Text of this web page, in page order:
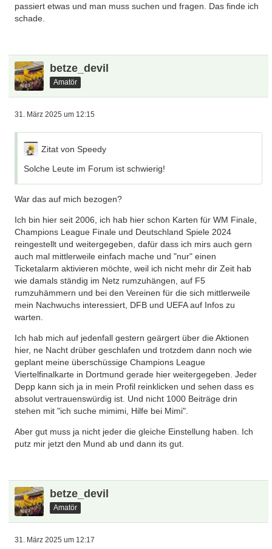
passiert etwas und man muss suchen und fragen. Das finde ich
schade.
betze_devil
Amatör
31. März 2025 um 12:15
Zitat von Speedy
Solche Leute im Forum ist schwierig!
War das auf mich bezogen?
Ich bin hier seit 2006, ich hab hier schon Karten für WM Finale,
Champions League Finale und Deutschland Spiele 2024
reingestellt und weitergegeben, dafür dass ich mirs auch gern
auch mal mittlerweile einfach mache und "nur" einen
Ticketalarm aktivieren möchte, weil ich nicht mehr dir Zeit hab
wie damals ständig im Netz rumzuhängen, auf F5
rumzuhämmern und bei den Vereinen für die sich mittlerweile
mein Nachwuchs interessiert, DFB und UEFA auf Infos zu
warten.
Ich hab mich auf jedenfall gestern geärgert über die Aktionen
hier, ne Nacht drüber geschlafen und trotzdem dann noch wie
geplant meine überschüssige Champions League
Viertelfinalkarte in Dortmund gerade hier weitergegeben. Jeder
Depp kann sich ja in mein Profil reinklicken und sehen dass es
absolut vertrauenswürdig ist. Und nicht 1000 Beiträge drin
stehen mit "ich suche mimimi, Hilfe bei Mimi".
Aber gut muss ja nicht jeder die gleiche Einstellung haben. Ich
putz mir jetzt den Mund ab und dann its gut.
betze_devil
Amatör
31. März 2025 um 12:17